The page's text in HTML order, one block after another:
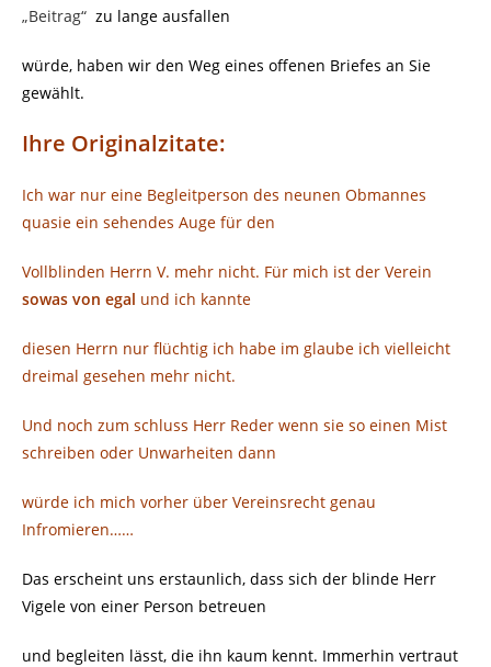
„Beitrag“ zu lange ausfallen
würde, haben wir den Weg eines offenen Briefes an Sie
gewählt.
Ihre Originalzitate:
Ich war nur eine Begleitperson des neunen Obmannes
quasie ein sehendes Auge für den
Vollblinden Herrn V. mehr nicht. Für mich ist der Verein
sowas von egal und ich kannte
diesen Herrn nur flüchtig ich habe im glaube ich vielleicht
dreimal gesehen mehr nicht.
Und noch zum schluss Herr Reder wenn sie so einen Mist
schreiben oder Unwarheiten dann
würde ich mich vorher über Vereinsrecht genau
Infromieren……
Das erscheint uns erstaunlich, dass sich der blinde Herr
Vigele von einer Person betreuen
und begleiten lässt, die ihn kaum kennt. Immerhin vertraut